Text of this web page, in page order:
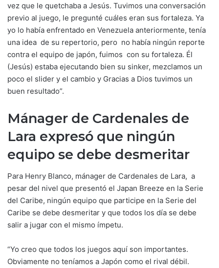
vez que le quetchaba a Jesús. Tuvimos una conversación
previo al juego, le pregunté cuáles eran sus fortaleza. Ya
yo lo había enfrentado en Venezuela anteriormente, tenía
una idea de su repertorio, pero no había ningún reporte
contra el equipo de japón, fuimos con su fortaleza. Él
(Jesús) estaba ejecutando bien su sinker, mezclamos un
poco el slider y el cambio y Gracias a Dios tuvimos un
buen resultado”.
Mánager de Cardenales de
Lara expresó que ningún
equipo se debe desmeritar
Para Henry Blanco, mánager de Cardenales de Lara, a
pesar del nivel que presentó el Japan Breeze en la Serie
del Caribe, ningún equipo que participe en la Serie del
Caribe se debe desmeritar y que todos los día se debe
salir a jugar con el mismo ímpetu.
“Yo creo que todos los juegos aquí son importantes.
Obviamente no teníamos a Japón como el rival débil.